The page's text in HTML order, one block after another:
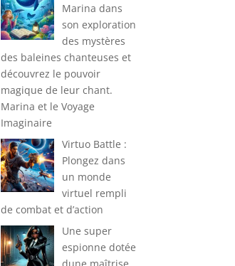
Marina dans
son exploration
des mystères
des baleines chanteuses et
découvrez le pouvoir
magique de leur chant.
Marina et le Voyage
Imaginaire
Virtuo Battle :
Plongez dans
un monde
virtuel rempli
de combat et d’action
Une super
espionne dotée
dune maîtrise